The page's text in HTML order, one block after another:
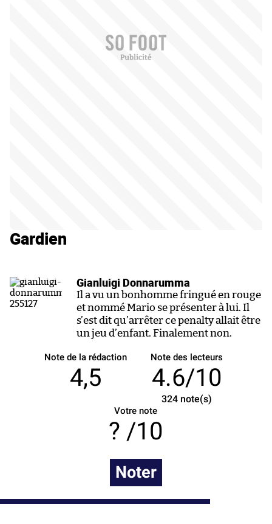
Gardien
Gianluigi Donnarumma
Il a vu un bonhomme fringué en rouge
et nommé Mario se présenter à lui. Il
s’est dit qu’arrêter ce penalty allait être
un jeu d’enfant. Finalement non.
Note de la rédaction
4,5
Note des lecteurs
4.6/10
324note(s)
Votre note
/10
Noter